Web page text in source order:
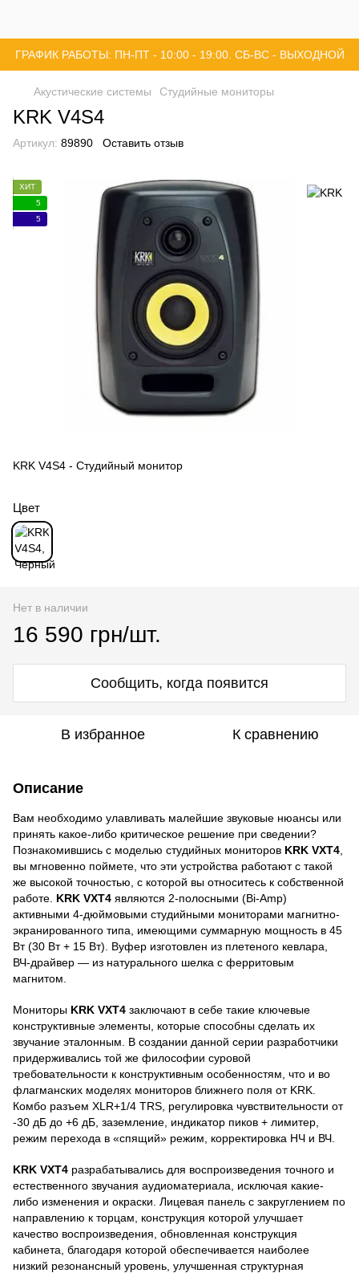
ГРАФИК РАБОТЫ: ПН-ПТ - 10:00 - 19:00. СБ-ВС - ВЫХОДНОЙ
Акустические системы Студийные мониторы
KRK V4S4
Артикул: 89890 Оставить отзыв
ХИТ
5
5
KRK V4S4 - Студийный монитор
Цвет
Нет в наличии
16 590 грн/шт.
Сообщить, когда появится
В избранное К сравнению
Описание
Вам необходимо улавливать малейшие звуковые нюансы или
принять какое-либо критическое решение при сведении?
Познакомившись с моделью студийных мониторов KRK VXT4
вы мгновенно поймете, что эти устройства работают с такой
же высокой точностью, с которой вы относитесь к собственной
работе. KRK VXT4 являются 2-полосными (Bi-Amp)
активными 4-дюймовыми студийными мониторами магнитно-
экранированного типа, имеющими суммарную мощность в 45
Вт (30 Вт + 15 Вт). Вуфер изготовлен из плетеного кевлара,
ВЧ-драйвер — из натурального шелка с ферритовым
магнитом.
Мониторы KRK VXT4 заключают в себе такие ключевые
конструктивные элементы, которые способны сделать их
звучание эталонным. В создании данной серии разработчики
придерживались той же философии суровой
требовательности к конструктивным особенностям, что и во
флагманских моделях мониторов ближнего поля от KRK.
Комбо разъем XLR+1/4 TRS, регулировка чувствительности от
-30 дБ до +6 дБ, заземление, индикатор пиков + лимитер,
режим перехода в «спящий» режим, корректировка НЧ и ВЧ.
KRK VXT4 разрабатывались для воспроизведения точного и
естественного звучания аудиоматериала, исключая какие-
либо изменения и окраски. Лицевая панель с закруглением по
направлению к торцам, конструкция которой улучшает
качество воспроизведения, обновленная конструкция
кабинета, благодаря которой обеспечивается наиболее
низкий резонансный уровень, улучшенная структурная